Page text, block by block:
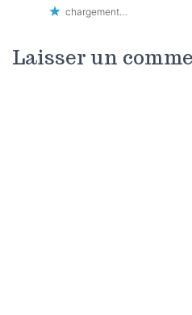
chargement…
Laisser un